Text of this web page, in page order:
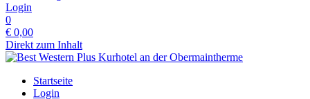
Login
0
€ 0,00
Direkt zum Inhalt
Startseite
Login